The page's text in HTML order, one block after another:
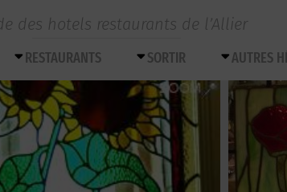
des hotels restaurants de l’Allier
RESTAURANTS SORTIR AUTRES